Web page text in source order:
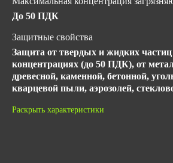
До 50 ПДК
Защитные свойства
Защита от твердых и жидких
концентрациях (до 50 ПДК), от
древесной, каменной, бетонной,
кварцевой пыли, аэрозолей,
ГОСТ
Раскрыть характеристики